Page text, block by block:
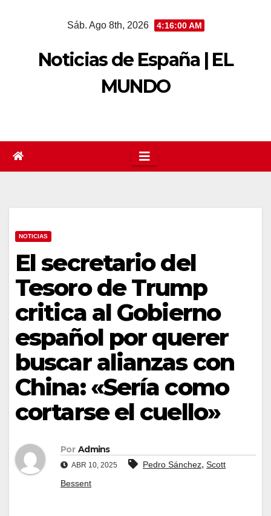
Sáb. Ago 8th, 2026 4:16:01 AM
Noticias de España | EL
MUNDO
NOTICIAS
El secretario del
Tesoro de Trump
critica al Gobierno
español por querer
buscar alianzas con
China: «Sería como
cortarse el cuello»
Por Admins
ABR 10, 2025 Pedro Sánchez, Scott
Bessent